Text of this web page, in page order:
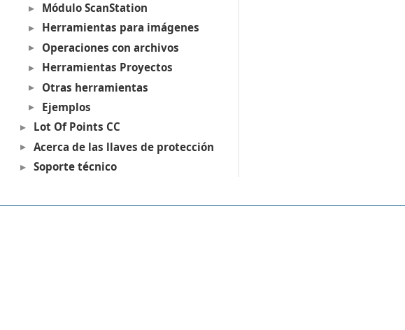
Módulo ScanStation
Herramientas para imágenes
Operaciones con archivos
Herramientas Proyectos
Otras herramientas
Ejemplos
Lot Of Points CC
Acerca de las llaves de protección
Soporte técnico